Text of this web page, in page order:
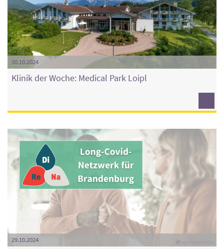
30.10.2024
Klinik der Woche: Medical Park Loipl
29.10.2024